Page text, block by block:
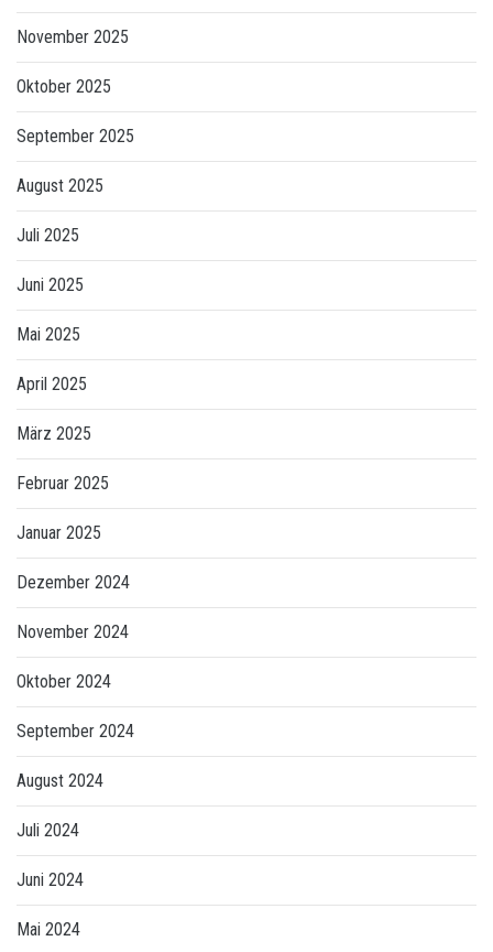
November 2025
Oktober 2025
September 2025
August 2025
Juli 2025
Juni 2025
Mai 2025
April 2025
März 2025
Februar 2025
Januar 2025
Dezember 2024
November 2024
Oktober 2024
September 2024
August 2024
Juli 2024
Juni 2024
Mai 2024